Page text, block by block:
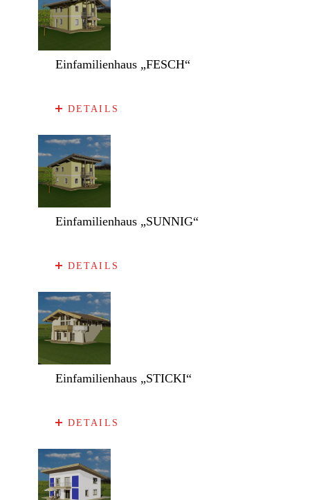
Einfamilienhaus „FESCH“
DETAILS
Einfamilienhaus „SUNNIG“
DETAILS
Einfamilienhaus „STICKI“
DETAILS